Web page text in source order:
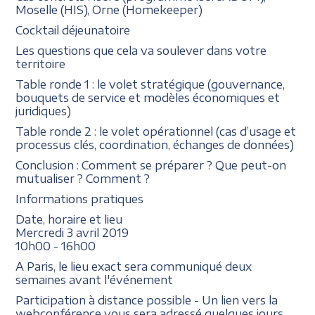
Moselle (HIS), Orne (Homekeeper)
Cocktail déjeunatoire
Les questions que cela va soulever dans votre
territoire
Table ronde 1 : le volet stratégique (gouvernance,
bouquets de service et modèles économiques et
juridiques)
Table ronde 2 : le volet opérationnel (cas d’usage et
processus clés, coordination, échanges de données)
Conclusion : Comment se préparer ? Que peut-on
mutualiser ? Comment ?
Informations pratiques
Date, horaire et lieu
Mercredi 3 avril 2019
10h00 - 16h00
A Paris, le lieu exact sera communiqué deux
semaines avant l'événement
Participation à distance possible - Un lien vers la